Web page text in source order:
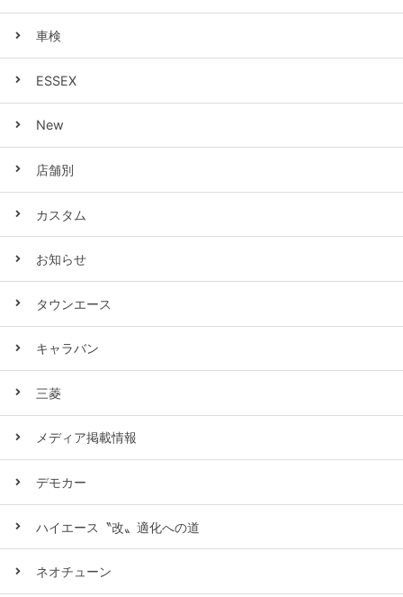
車検
ESSEX
New
店舗別
カスタム
お知らせ
タウンエース
キャラバン
三菱
メディア掲載情報
デモカー
ハイエース〝改〟適化への道
ネオチューン